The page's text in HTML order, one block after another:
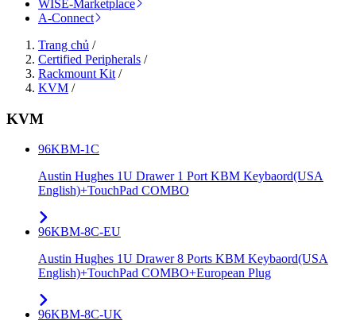
WISE-Marketplace
A-Connect
Trang chủ /
Certified Peripherals /
Rackmount Kit /
KVM /
KVM
96KBM-1C
Austin Hughes 1U Drawer 1 Port KBM Keybaord(USA
English)+TouchPad COMBO
96KBM-8C-EU
Austin Hughes 1U Drawer 8 Ports KBM Keybaord(USA
English)+TouchPad COMBO+European Plug
96KBM-8C-UK